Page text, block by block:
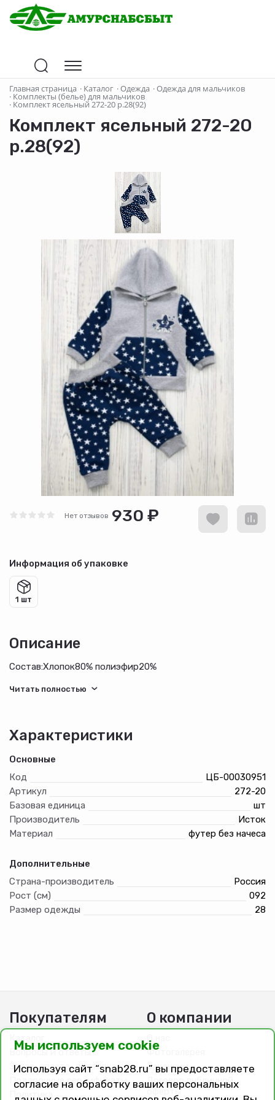
Главная страница · Каталог ·Одежда ·Одежда для мальчиков
· Комплекты (белье) для мальчиков
· Комплект ясельный 272-20 р.28(92)
Комплект ясельный 272-20
р.28(92)
Нет отзывов 930 ₽
Информация об упаковке
1 шт
Описание
Состав:Хлопок80% полиэфир20%
Характеристики
Основные
Код
ЦБ-00030951
Артикул
272-20
Базовая единица
шт
Производитель
Исток
Материал
футер без начеса
Дополнительные
Страна-производитель
Россия
Рост (см)
092
Размер одежды
28
Покупателям
Каталог
Вопросы и ответы
Заказ, оплата, доставка
Подарочные сертификаты
О компании
О нас
Фотогалерея
Вакансии
Договор публичной
оферты
Мы используем cookie
Используя сайт “snab28.ru” вы предоставляете
согласие на обработку ваших персональных